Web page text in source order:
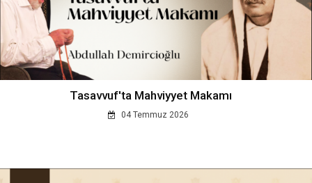
Tasavvuf'ta Mahviyyet Makamı
04 Temmuz 2026